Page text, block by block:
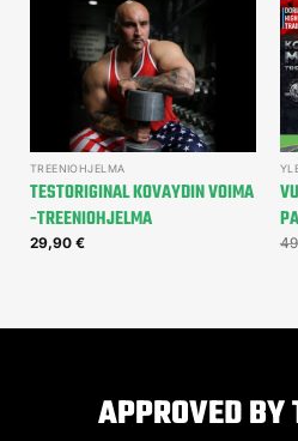
TREENIOHJELMA
TESTORIGINAL KOVAYDIN VOIMA
-TREENIOHJELMA
29,90 €
APPROVED BY